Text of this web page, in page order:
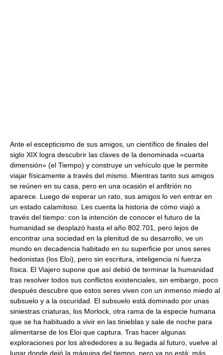
Ante el escepticismo de sus amigos, un científico de finales del
siglo XIX logra descubrir las claves de la denominada «cuarta
dimensión» (el Tiempo) y construye un vehículo que le permite
viajar físicamente a través del mismo. Mientras tanto sus amigos
se reúnen en su casa, pero en una ocasión el anfitrión no
aparece. Luego de esperar un rato, sus amigos lo ven entrar en
un estado calamitoso. Les cuenta la historia de cómo viajó a
través del tiempo: con la intención de conocer el futuro de la
humanidad se desplazó hasta el año 802.701, pero lejos de
encontrar una sociedad en la plenitud de su desarrollo, ve un
mundo en decadencia habitado en su superficie por unos seres
hedonistas (los Eloi), pero sin escritura, inteligencia ni fuerza
física. El Viajero supone que así debió de terminar la humanidad
tras resolver todos sus conflictos existenciales, sin embargo, poco
después descubre que estos seres viven con un inmenso miedo al
subsuelo y a la oscuridad. El subsuelo está dominado por unas
siniestras criaturas, los Morlock, otra rama de la especie humana
que se ha habituado a vivir en las tinieblas y sale de noche para
alimentarse de los Eloi que captura. Tras hacer algunas
exploraciones por los alrededores a su llegada al futuro, vuelve al
lugar donde dejó la máquina del tiempo, pero ya no está; más